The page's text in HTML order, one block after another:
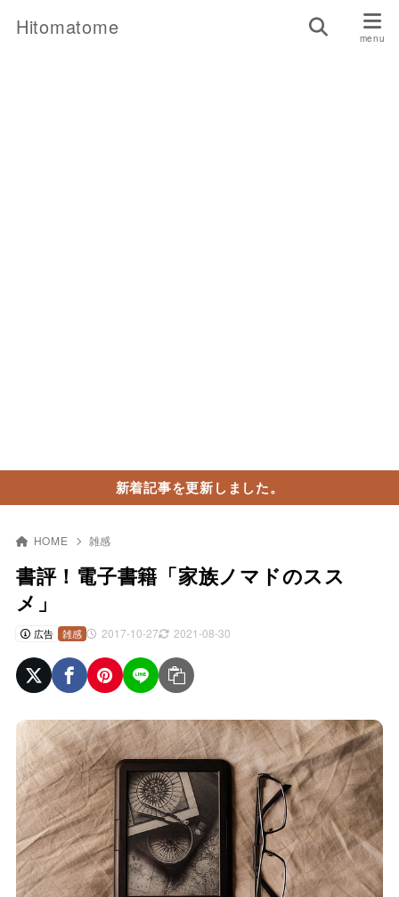
Hitomatome
新着記事を更新しました。
HOME 雑感
書評！電子書籍「家族ノマドのスス
メ」
広告 2017-10-27 2021-08-30
雑感